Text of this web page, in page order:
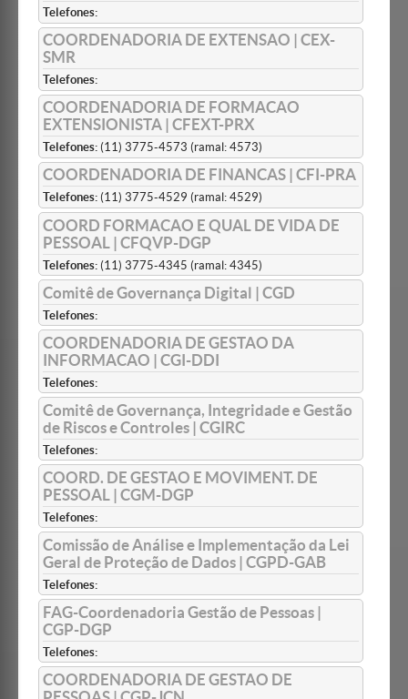
Telefones:
COORDENADORIA DE EXTENSAO | CEX-
SMR
Telefones:
COORDENADORIA DE FORMACAO
EXTENSIONISTA | CFEXT-PRX
Telefones: (11) 3775-4573 (ramal: 4573)
COORDENADORIA DE FINANCAS | CFI-PRA
Telefones: (11) 3775-4529 (ramal: 4529)
COORD FORMACAO E QUAL DE VIDA DE
PESSOAL | CFQVP-DGP
Telefones: (11) 3775-4345 (ramal: 4345)
Comitê de Governança Digital | CGD
Telefones:
COORDENADORIA DE GESTAO DA
INFORMACAO | CGI-DDI
Telefones:
Comitê de Governança, Integridade e Gestão
de Riscos e Controles | CGIRC
Telefones:
COORD. DE GESTAO E MOVIMENT. DE
PESSOAL | CGM-DGP
Telefones:
Comissão de Análise e Implementação da Lei
Geral de Proteção de Dados | CGPD-GAB
Telefones:
FAG-Coordenadoria Gestão de Pessoas |
CGP-DGP
Telefones:
COORDENADORIA DE GESTAO DE